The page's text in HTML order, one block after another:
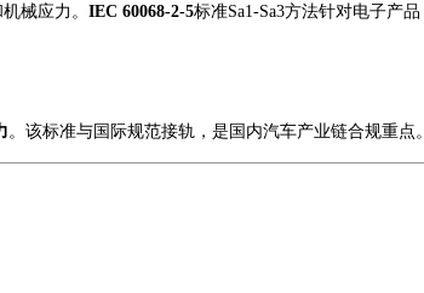
械应力。 IEC 60068-2-5标准Sa1-Sa3方法针对电子产
。该标准与国际规范接轨，是国内汽车产业链合规重点。